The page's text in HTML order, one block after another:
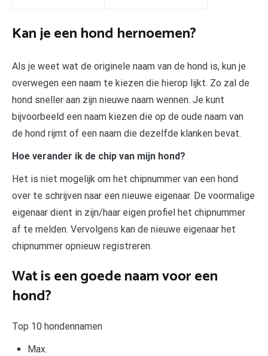
Kan je een hond hernoemen?
Als je weet wat de originele naam van de hond is, kun je
overwegen een naam te kiezen die hierop lijkt. Zo zal de
hond sneller aan zijn nieuwe naam wennen. Je kunt
bijvoorbeeld een naam kiezen die op de oude naam van
de hond rijmt of een naam die dezelfde klanken bevat.
Hoe verander ik de chip van mijn hond?
Het is niet mogelijk om het chipnummer van een hond
over te schrijven naar een nieuwe eigenaar. De voormalige
eigenaar dient in zijn/haar eigen profiel het chipnummer
af te melden. Vervolgens kan de nieuwe eigenaar het
chipnummer opnieuw registreren.
Wat is een goede naam voor een
hond?
Top 10 hondennamen
Max.